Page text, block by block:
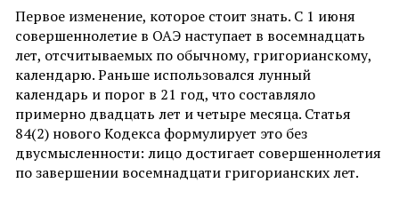
Первое изменение, которое стоит знать. С 1 июня
совершеннолетие в ОАЭ наступает в восемнадцать
лет, отсчитываемых по обычному, григорианскому,
календарю. Раньше использовался лунный
календарь и порог в 21 год, что составляло
примерно двадцать лет и четыре месяца. Статья
84(2) нового Кодекса формулирует это без
двусмысленности: лицо достигает совершеннолетия
по завершении восемнадцати григорианских лет.